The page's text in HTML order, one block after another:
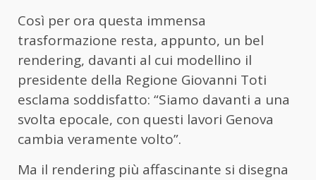
Così per ora questa immensa
trasformazione resta, appunto, un bel
rendering, davanti al cui modellino il
presidente della Regione Giovanni Toti
esclama soddisfatto: “Siamo davanti a una
svolta epocale, con questi lavori Genova
cambia veramente volto”.
Ma il rendering più affascinante si disegna